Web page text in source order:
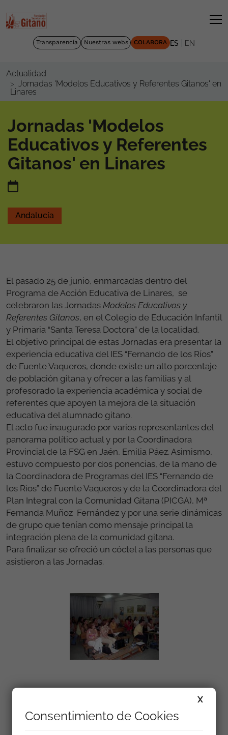
Transparencia Nuestras webs COLABORA ES EN
Actualidad
Jornadas 'Modelos Educativos y Referentes Gitanos' en
Linares
Jornadas 'Modelos
Educativos y Referentes
Gitanos' en Linares
Andalucía
El pasado 25 de junio, enmarcadas dentro del
Programa de Acción Educativa de Linares, se
celebraron las Jornadas Modelos Educativos y
Referentes Gitanos, en el Colegio de Educación Infantil
y Primaria “Santa Teresa Doctora” de la localidad.
El objetivo principal de estas Jornadas era presentar la
experiencia educativa del IES “Fernando de los Ríos”
de Fuente Vaqueros, donde existe un alto porcentaje
de población gitana y ofrecer a las familias y al
profesorado la experiencia académica y social de
referentes que apoyen la mejora de la situación
educativa del alumnado gitano.
El acto fue inaugurado por varios representantes del
panorama político actual y por la Coordinadora
Provincial de la FSG en Jaén, Emilia Páez. Asimismo,
estuvo compuesto por dos ponencias, de la mano de
la Coordinadora de Programas del IES “Fernando de
los Ríos” de Fuente Vaqueros y de la Coordinadora del
Plan Integral con la Comunidad Gitana (PICGA), Mª
Fernanda Muñoz Fernández y por una serie dinámicas
de grupo que tenían como mensaje principal la
integración plena de la comunidad gitana.
Para finalizar se ofreció un cóctel a las personas que
asistieron a las Jornadas.
Galería
X
Consentimiento de Cookies